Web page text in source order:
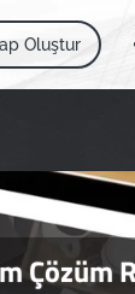
Oluştur
Çözüm